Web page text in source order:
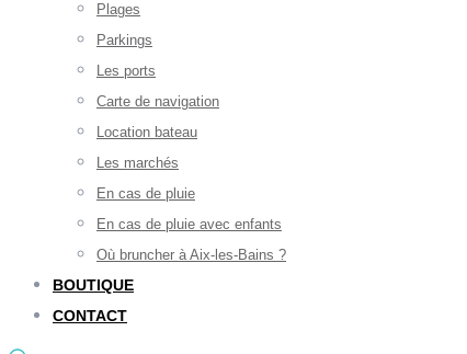
Plages
Parkings
Les ports
Carte de navigation
Location bateau
Les marchés
En cas de pluie
En cas de pluie avec enfants
Où bruncher à Aix-les-Bains ?
BOUTIQUE
CONTACT